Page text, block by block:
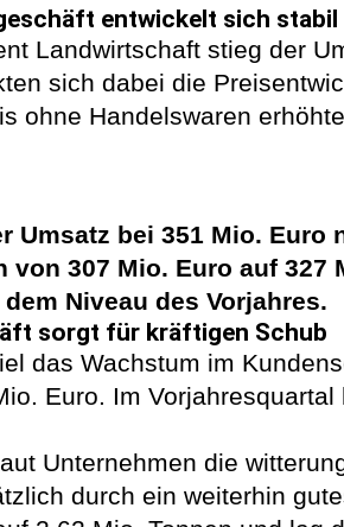
entwickelt sich stabil
Landwirtschaft stieg der
sich dabei die
ohne Handelswaren
Umsatz bei 351 Mio.
von 307 Mio. Euro auf
Niveau des Vorjahres.
sorgt für kräftigen Schub
das Wachstum im
Euro. Im
Unternehmen die
durch ein weiterhin